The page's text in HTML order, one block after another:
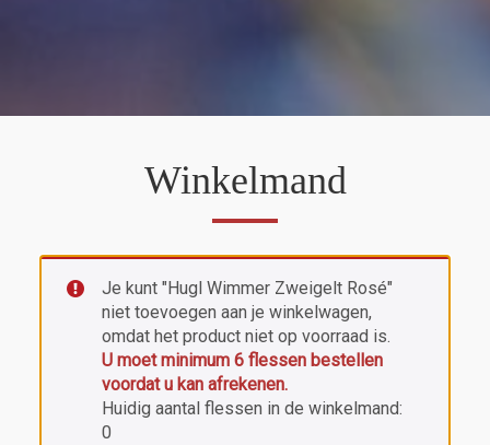
Winkelmand
Je kunt "Hugl Wimmer Zweigelt Rosé"
niet toevoegen aan je winkelwagen,
omdat het product niet op voorraad is.
U moet minimum 6 flessen bestellen
voordat u kan afrekenen.
Huidig aantal flessen in de winkelmand:
0